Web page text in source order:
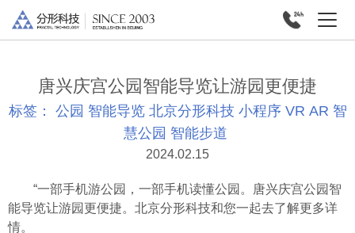
唐兴庆宫公园智能导览让游园更便捷
标签： 公园 智能导览 北京分形科技 小程序 VR AR 智
慧公园 智能步道
2024.02.15
“一部手机游公园，一部手机读懂公园。唐兴庆宫公园智
能导览让游园更便捷。北京分形科技和您一起去了解更多详
情。